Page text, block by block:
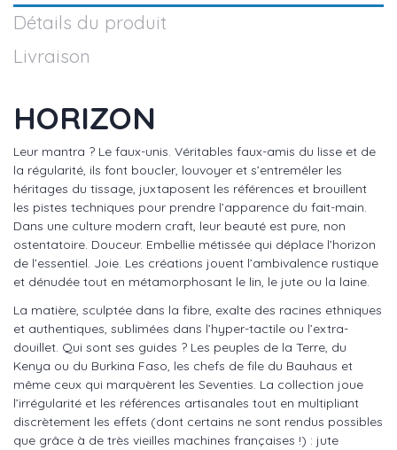
Détails du produit
Livraison
HORIZON
Leur mantra ? Le faux-unis. Véritables faux-amis du lisse et de
la régularité, ils font boucler, louvoyer et s’entremêler les
héritages du tissage, juxtaposent les références et brouillent
les pistes techniques pour prendre l’apparence du fait-main.
Dans une culture modern craft, leur beauté est pure, non
ostentatoire. Douceur. Embellie métissée qui déplace l’horizon
de l’essentiel. Joie. Les créations jouent l’ambivalence rustique
et dénudée tout en métamorphosant le lin, le jute ou la laine.
La matière, sculptée dans la fibre, exalte des racines ethniques
et authentiques, sublimées dans l’hyper-tactile ou l’extra-
douillet. Qui sont ses guides ? Les peuples de la Terre, du
Kenya ou du Burkina Faso, les chefs de file du Bauhaus et
même ceux qui marquèrent les Seventies. La collection joue
l’irrégularité et les références artisanales tout en multipliant
discrètement les effets (dont certains ne sont rendus possibles
que grâce à de très vieilles machines françaises !) : jute